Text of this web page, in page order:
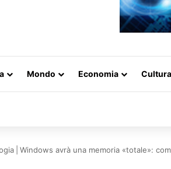
Mondo Economia Cultura
Windows avrà una memoria «totale»: